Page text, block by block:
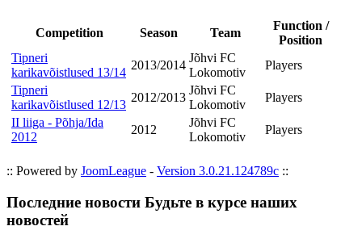
Competition Season Team
Function /
Position
Tipneri
karikavõistlused 13/14
2013/2014
Jõhvi FC
Lokomotiv
Players
Tipneri
karikavõistlused 12/13
2012/2013
Jõhvi FC
Lokomotiv
Players
II liiga - Põhja/Ida
2012
2012
Jõhvi FC
Lokomotiv
Players
:: Powered by JoomLeague - Version 3.0.21.124789c ::
Последние новости Будьте в курсе наших
новостей